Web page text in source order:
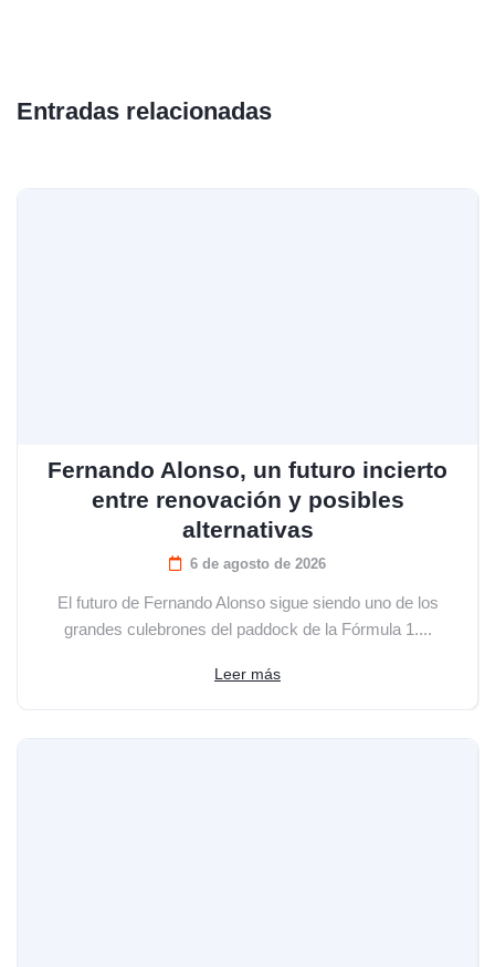
Entradas relacionadas
Fernando Alonso, un futuro incierto
entre renovación y posibles
alternativas
6 de agosto de 2026
El futuro de Fernando Alonso sigue siendo uno de los
grandes culebrones del paddock de la Fórmula 1....
Leer más